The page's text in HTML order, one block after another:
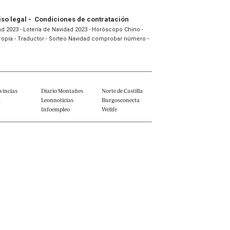
legal - Condiciones de contratación
2023- Lotería de Navidad 2023- Horóscopo Chino -
- Traductor- Sorteo Navidad comprobar número -
Diario Montañes
Leonnoticias
Infoempleo
Norte de Castilla
Burgosconecta
Welife